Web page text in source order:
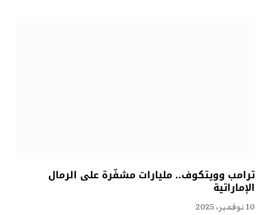
ترامب وويتكوف.. مليارات مشفّرة على الرمال
الإماراتية
10 نوفمبر، 2025